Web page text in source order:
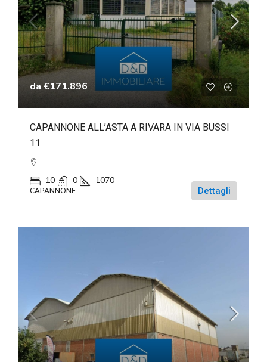
da €171.896
CAPANNONE ALL’ASTA A RIVARA IN VIA BUSSI
11
10 0 1070
CAPANNONE Dettagli